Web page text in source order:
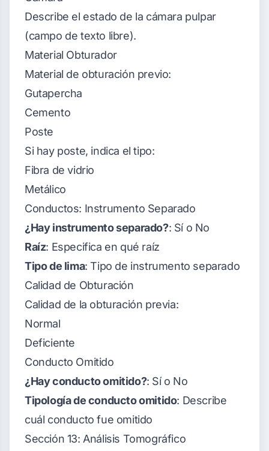
Describe el estado de la cámara pulpar
(campo de texto libre).
Material Obturador
Material de obturación previo:
Gutapercha
Cemento
Poste
Si hay poste, indica el tipo:
Fibra de vidrio
Metálico
Conductos: Instrumento Separado
¿Hay instrumento separado?: Sí o No
Raíz: Especifica en qué raíz
Tipo de lima: Tipo de instrumento separado
Calidad de Obturación
Calidad de la obturación previa:
Normal
Deficiente
Conducto Omitido
¿Hay conducto omitido?: Sí o No
Tipología de conducto omitido: Describe
cuál conducto fue omitido
Sección 13: Análisis Tomográfico